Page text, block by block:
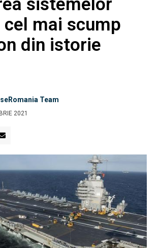
sistemelor
cel mai scump
din istorie
Team
2021